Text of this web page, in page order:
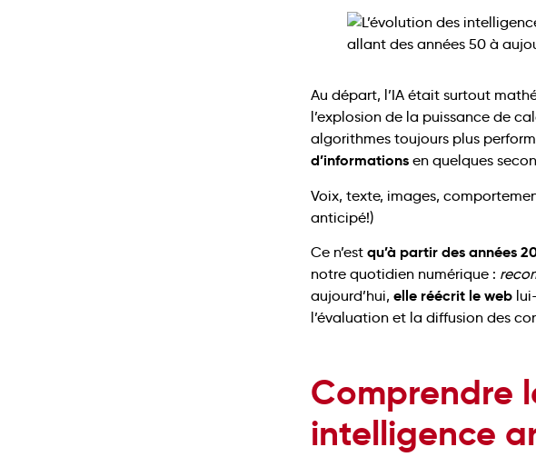
Au départ, l’IA était surtout
l’explosion de la puissance de
algorithmes toujours plus
d’informations en quelques
Voix, texte, images,
anticipé!)
Ce n’est qu’à partir des années
notre quotidien numérique :
aujourd’hui, elle réécrit le web
l’évaluation et la diffusion des
Comprendre
intelligence